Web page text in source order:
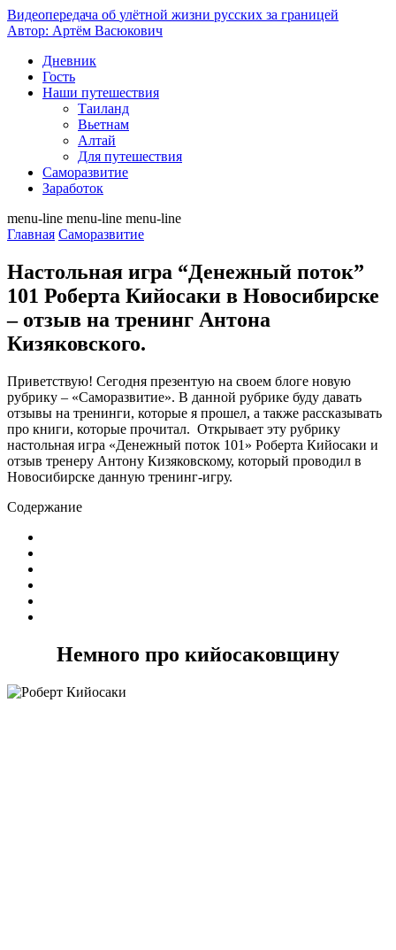
Видеопередача об улётной жизни русских за границей
Автор: Артём Васюкович
Дневник
Гость
Наши путешествия
Таиланд
Вьетнам
Алтай
Для путешествия
Саморазвитие
Заработок
menu-line menu-line menu-line
Главная Саморазвитие
Настольная игра “Денежный поток”
101 Роберта Кийосаки в Новосибирске
– отзыв на тренинг Антона
Кизяковского.
Приветствую! Сегодня презентую на своем блоге новую
рубрику – «Саморазвитие». В данной рубрике буду давать
отзывы на тренинги, которые я прошел, а также рассказывать
про книги, которые прочитал. Открывает эту рубрику
настольная игра «Денежный поток 101» Роберта Кийосаки и
отзыв тренеру Антону Кизяковскому, который проводил в
Новосибирске данную тренинг-игру.
Содержание
Немного про кийосаковщину